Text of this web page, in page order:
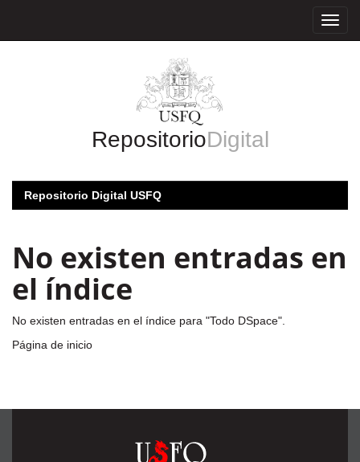
RepositorioDigital
Repositorio Digital USFQ
No existen entradas en
el índice
No existen entradas en el índice para "Todo DSpace".
Página de inicio